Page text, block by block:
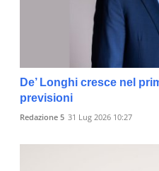
De’ Longhi cresce nel
previsioni
Redazione 5 31 Lug 2026 10:27